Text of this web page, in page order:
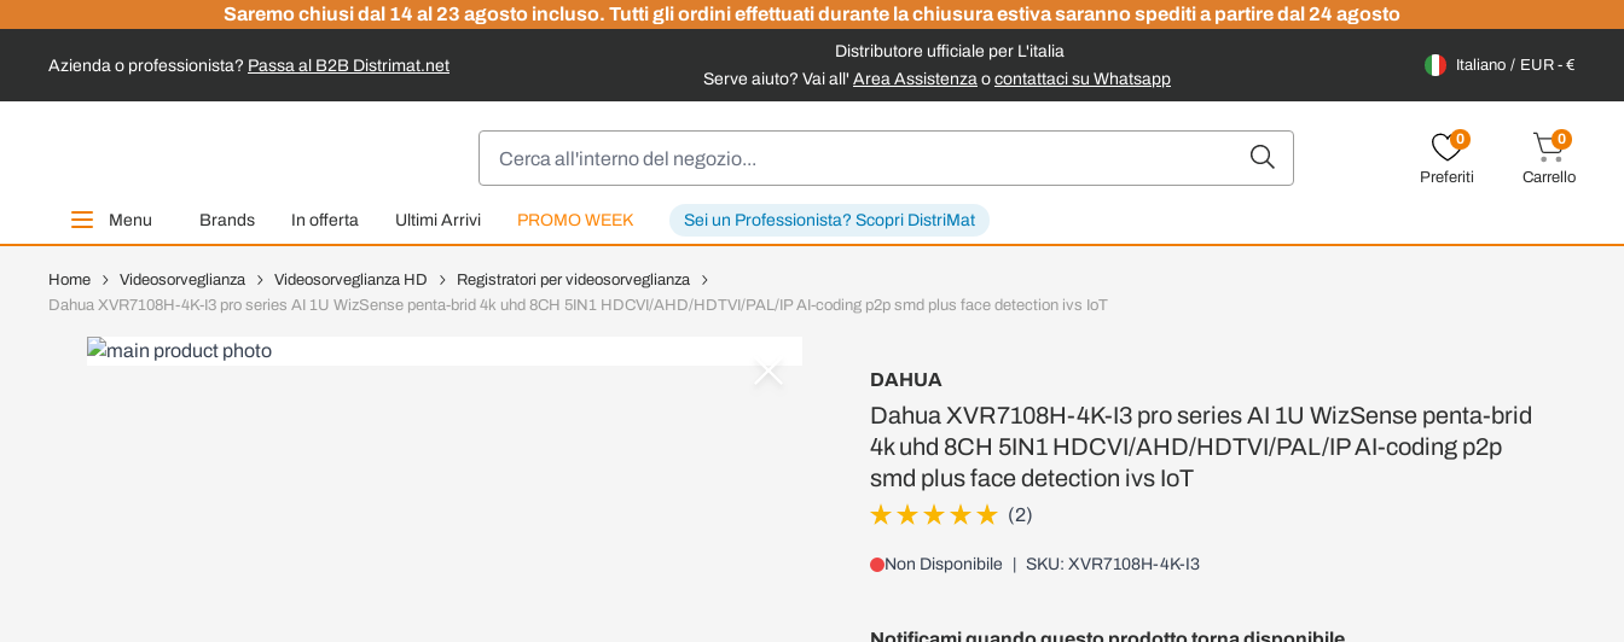
Saremo chiusi dal 14 al 23 agosto incluso. Tutti gli ordini effettuati durante la chiusura estiva saranno spediti a partire dal 24 agosto
Azienda o professionista? Passa al B2B Distrimat.net
Distributore ufficiale per L'italia
Serve aiuto? Vai all' Area Assistenza o contattaci su Whatsapp
Italiano EUR - €
Menu Brands In offerta Ultimi Arrivi PROMO WEEK Sei un Professionista? Scopri DistriMat
0
Preferiti
0
Carrello
Home Videosorveglianza Videosorveglianza HD
Registratori per videosorveglianza
Dahua XVR7108H-4K-I3 pro series AI 1U WizSense penta-brid 4k uhd 8CH 5IN1 HDCVI/AHD/HDTVI/PAL/IP AI-coding p2p smd plus face detection ivs IoT
DAHUA
Dahua XVR7108H-4K-I3 pro series AI 1U WizSense penta-brid
4k uhd 8CH 5IN1 HDCVI/AHD/HDTVI/PAL/IP AI-coding p2p
smd plus face detection ivs IoT
(2)
Non Disponibile SKU: XVR7108H-4K-I3